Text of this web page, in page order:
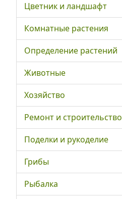
Цветник и ландшафт
Комнатные растения
Определение растений
Животные
Хозяйство
Ремонт и строительство
Поделки и рукоделие
Грибы
Рыбалка